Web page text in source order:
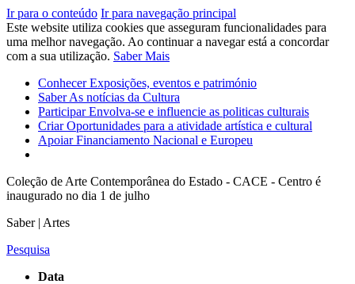
Ir para o conteúdo Ir para navegação principal
Este website utiliza cookies que asseguram funcionalidades para
uma melhor navegação. Ao continuar a navegar está a concordar
com a sua utilização. Saber Mais
ConhecerExposições, eventos e património
SaberAs notícias da Cultura
ParticiparEnvolva-se e influencie as politicas culturais
CriarOportunidades para a atividade artística e cultural
ApoiarFinanciamento Nacional e Europeu
Coleção de Arte Contemporânea do Estado - CACE - Centro é
inaugurado no dia 1 de julho
Saber | Artes
Pesquisa
Data